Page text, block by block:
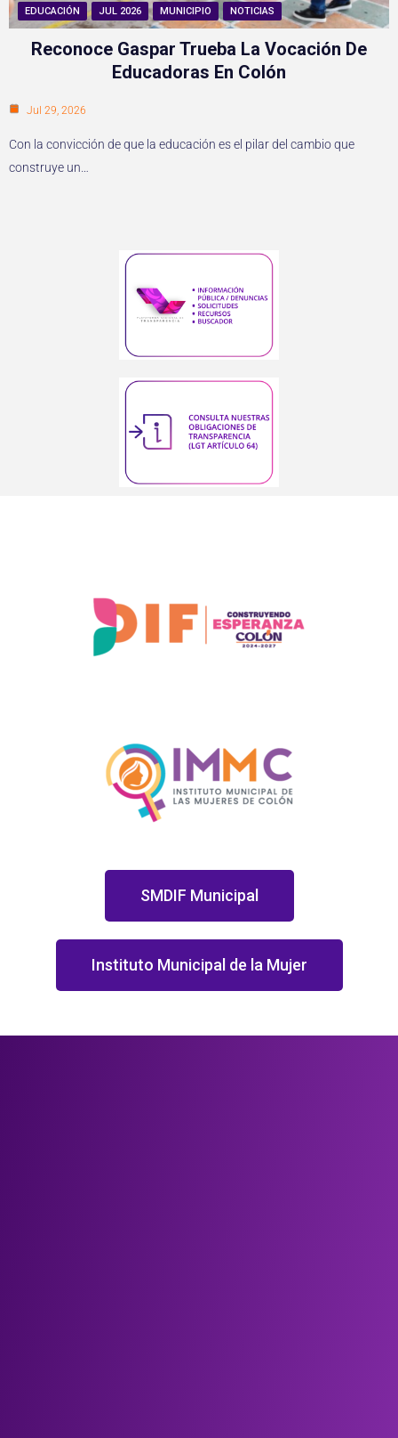
EDUCACIÓN JUL 2026 MUNICIPIO NOTICIAS
Reconoce Gaspar Trueba La Vocación De
Educadoras En Colón
Jul 29, 2026
Con la convicción de que la educación es el pilar del cambio que
construye un…
SMDIF Municipal
Instituto Municipal de la Mujer